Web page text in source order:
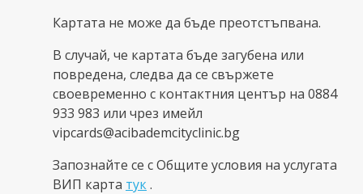
Картата не може да бъде преотстъпвана.
В случай, че картата бъде загубена или
повредена, следва да се свържете
своевременно с контактния център на 0884
933 983 или чрез имейл
vipcards@acibademcityclinic.bg
Запознайте се с Общите условия на услугата
ВИП карта тук.